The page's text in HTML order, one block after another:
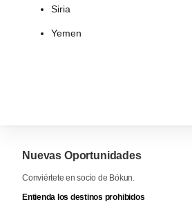
Siria
Yemen
Nuevas Oportunidades
Conviértete en socio de Bókun.
Entienda los destinos prohibidos